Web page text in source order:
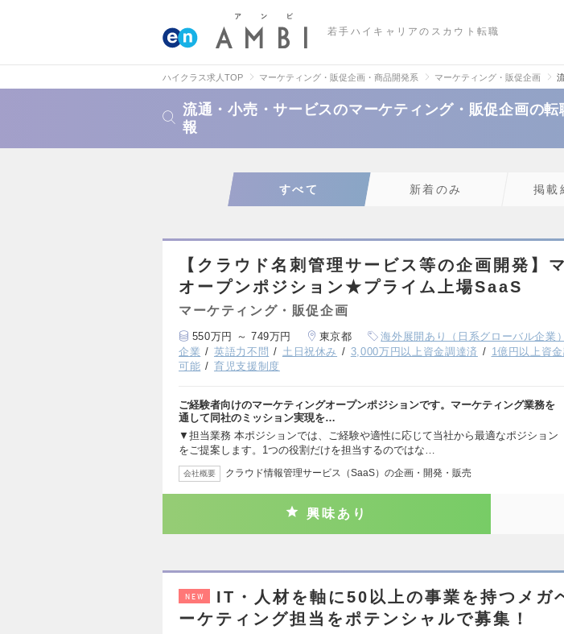
若手ハイキャリアのスカウト転職
ハイクラス求人TOP マーケティング・販促企画・商品開発系 マーケティング・販促企画
流通・小売・サービスのマーケティング・販促企画の転
報
すべて 新着のみ 掲載
【クラウド名刺管理サービス等の企画開発】
オープンポジション★プライム上場SaaS
マーケティング・販促企画
550万円 ～ 749万円 東京都 海外展開あり（日系グローバル企業）
企業
英語力不問 土日祝休み 3,000万円以上資金調達済 1億円以上資
可能
育児支援制度
ご経験者向けのマーケティングオープンポジションです。マーケティング業務を
通して同社のミッション実現を…
▼担当業務 本ポジションでは、ご経験や適性に応じて当社から最適なポジション
をご提案します。1つの役割だけを担当するのではな…
会社概要 クラウド情報管理サービス（SaaS）の企画・開発・販売
興味あり
NEW
IT・人材を軸に50以上の事業を持つメガ
ーケティング担当をポテンシャルで募集！